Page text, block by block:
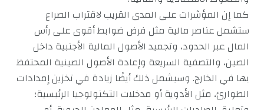
كما إن المؤشرات على المدى القريب لاقتراب الصراع
ستشمل عناصر مالية مثل فرض ضوابط أقوى على رأس
المال عبر الحدود، وتجميد الأصول المالية الأجنبية داخل
الصين، والتصفية السريعة وإعادة الأصول الصينية المحتفظ
بها في الخارج. وسيشمل ذلك أيضًا زيادة في تخزين إمدادات
الطوارئ، مثل الأدوية أو مدخلات التكنولوجيا الرئيسية؛